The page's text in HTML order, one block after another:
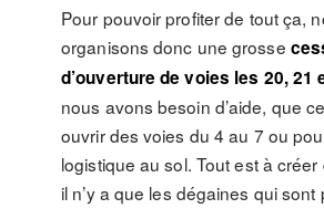
Pour pouvoir profiter de tout ça,
organisons donc une grosse
d’ouverture de voies les 20, 21
nous avons besoin d’aide, que
ouvrir des voies du 4 au 7 ou
logistique au sol. Tout est à
il n’y a que les dégaines qui sont